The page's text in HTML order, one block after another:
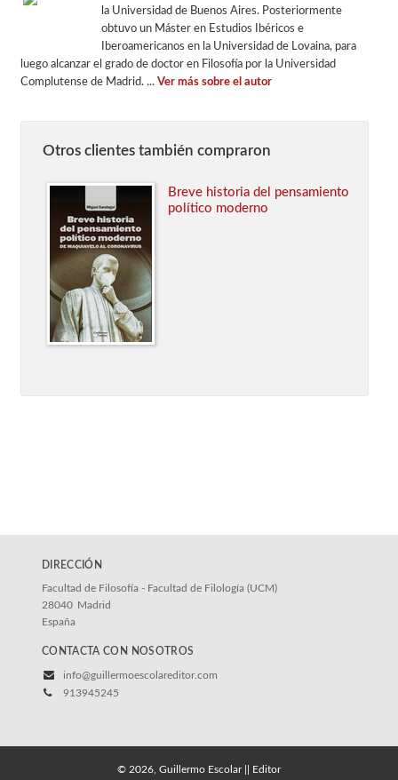
la Universidad de Buenos Aires. Posteriormente
obtuvo un Máster en Estudios Ibéricos e
Iberoamericanos en la Universidad de Lovaina, para
luego alcanzar el grado de doctor en Filosofía por la Universidad
Complutense de Madrid. ... Ver más sobre el autor
Otros clientes también compraron
Breve historia del pensamiento
político moderno
DIRECCIÓN
Facultad de Filosofía - Facultad de Filología (UCM)
28040 Madrid
España
CONTACTA CON NOSOTROS
info@guillermoescolareditor.com
913945245
© 2026, Guillermo Escolar || Editor